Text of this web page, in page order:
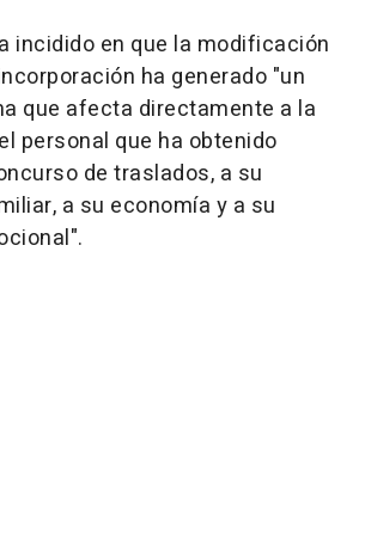
incidido en que la modificación
ha generado "un
que afecta directamente a la
personal que ha obtenido
de traslados, a su
a su economía y a su